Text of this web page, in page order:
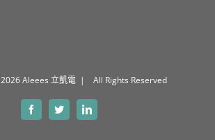
2026 Aleees 立凱電 | All Rights Reserved
FacebookTwitterLinkedIn